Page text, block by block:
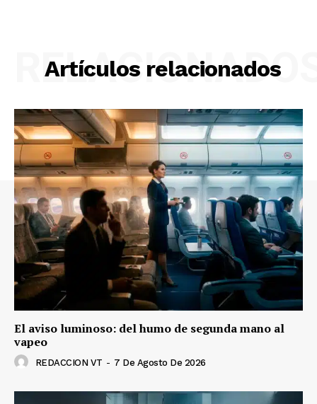
Artículos relacionados
El aviso luminoso: del humo de segunda mano al
vapeo
REDACCION VT - 7 De Agosto De 2026